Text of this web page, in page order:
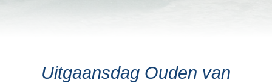
Uitgaansdag Ouden van